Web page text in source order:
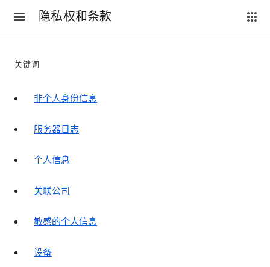
隐私权和条款
关键词
非个人身份信息
服务器日志
个人信息
关联公司
敏感的个人信息
设备